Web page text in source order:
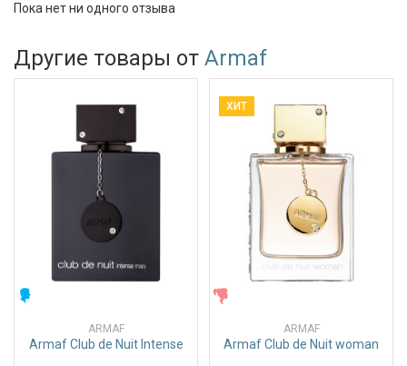
Пока нет ни одного отзыва
Другие товары от Armaf
ARMAF
Armaf Club de Nuit Intense
ХИТ
ARMAF
Armaf Club de Nuit woman